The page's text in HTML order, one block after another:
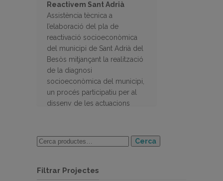
Reactivem Sant Adrià
Assistència tècnica a
l’elaboració del pla de
reactivació socioeconòmica
del municipi de Sant Adrià del
Besòs mitjançant la realització
de la diagnosi
socioeconòmica del municipi,
un procés participatiu per al
disseny de les actuacions
Cerca
Filtrar Projectes